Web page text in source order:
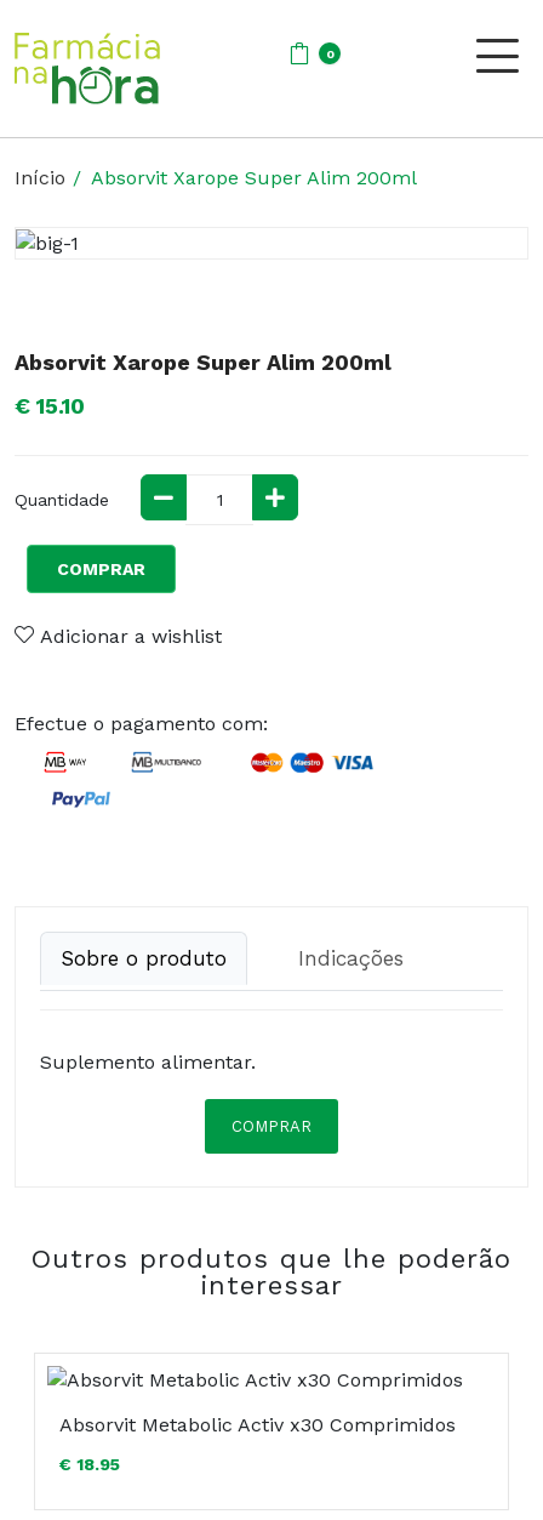
0
Início Absorvit Xarope Super Alim 200ml
Absorvit Xarope Super Alim 200ml
€ 15.10
Quantidade
COMPRAR
Adicionar a wishlist
Efectue o pagamento com:
Sobre o produto Indicações
Suplemento alimentar.
COMPRAR
Portugal
Outros produtos que lhe poderão
interessar
Absorvit Metabolic Activ x30 Comprimidos
€ 18.95